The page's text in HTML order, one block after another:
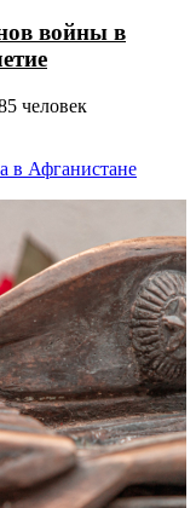
войны в
человек
в Афганистане